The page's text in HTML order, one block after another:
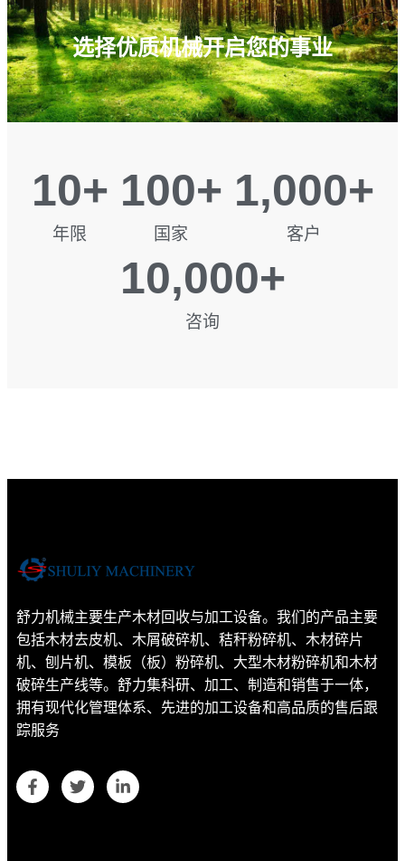
选择优质机械开启您的事业
年限
10+
国家
100+
客户
1,000+
咨询
10,000+
舒力机械主要生产木材回收与加工设备。我们的产品主要
包括木材去皮机、木屑破碎机、秸秆粉碎机、木材碎片
机、刨片机、模板（板）粉碎机、大型木材粉碎机和木材
破碎生产线等。舒力集科研、加工、制造和销售于一体，
拥有现代化管理体系、先进的加工设备和高品质的售后跟
踪服务